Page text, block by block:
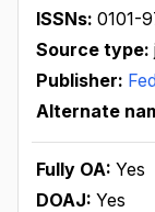
ISSNs: 0101-
Source type:
Publisher:
Alternate
Fully OA: Yes
DOAJ: Yes